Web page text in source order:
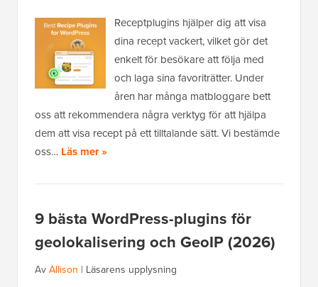
Receptplugins hjälper dig att visa
dina recept vackert, vilket gör det
enkelt för besökare att följa med
och laga sina favoriträtter. Under
åren har många matbloggare bett
oss att rekommendera några verktyg för att hjälpa
dem att visa recept på ett tilltalande sätt. Vi bestämde
oss… Läs mer »
9 bästa WordPress-plugins för
geolokalisering och GeoIP (2026)
AvAllison | Läsarens upplysning